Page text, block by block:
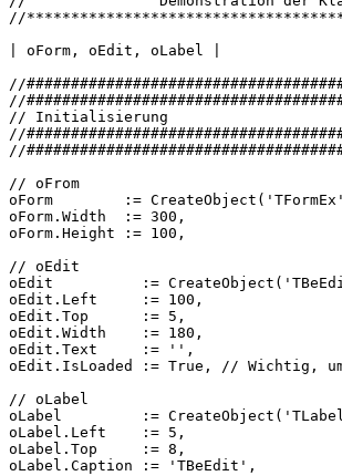
//
oForm, oEdit, oLabel
//
//
//
Initialisierung
//
//
// oFrom
oForm
:=
oForm.Width
:= 300,
oForm.Height
:= 100,
// oEdit
oEdit
:=
oEdit.Left
:= 100,
oEdit.Top
:= 5,
oEdit.Width
:= 180,
oEdit.Text
:=
'',
oEdit.IsLoaded
:= True, // Wichtig,
// oLabel
oLabel
:=
oLabel.Left
:= 5,
oLabel.Top
:= 8,
oLabel.Caption
:=
'TBeEdit',